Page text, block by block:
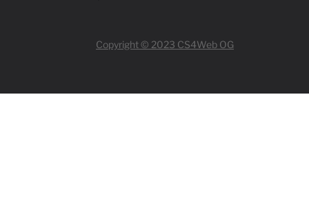
Copyright © 2023 CS4Web OG